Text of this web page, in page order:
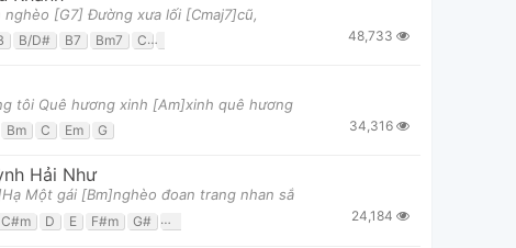
[G7] Đường xưa lối [Cmaj7]cũ,
B/D# B7 Bm7 C Em/D G
48,733
tôi Quê hương xinh [Am]xinh quê hương
Bm C Em G 34,316
Hải Như
Một gái [Bm]nghèo đoan trang nhan sắ
C#m D E F#m G# G#m 24,184